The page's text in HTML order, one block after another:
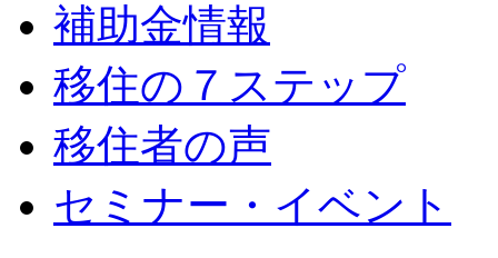
補助金情報
移住の７ステップ
移住者の声
セミナー・イベント